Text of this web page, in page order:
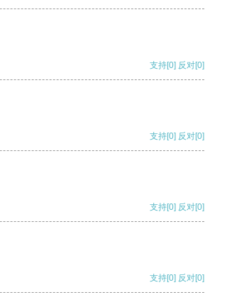
支持[0] 反对[0]
支持[0] 反对[0]
支持[0] 反对[0]
支持[0] 反对[0]